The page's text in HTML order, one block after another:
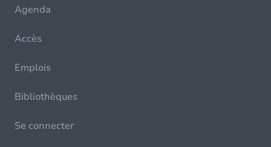
Agenda
Accès
Emplois
Bibliothèques
Se connecter